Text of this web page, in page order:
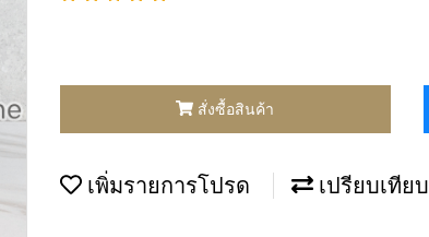
สั่งซื้อสินค้า
เพิ่มรายการโปรด เปรียบเทียบ